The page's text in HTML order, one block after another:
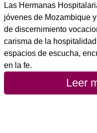
Las Hermanas
jóvenes de Mozambique
de discernimiento
carisma de la
espacios de escucha,
en la fe.
Leer